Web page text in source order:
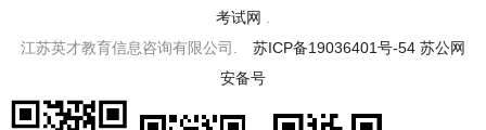
考试网
江苏英才教育信息咨询有限公司. 苏ICP备19036401号-54 苏公网
安备号